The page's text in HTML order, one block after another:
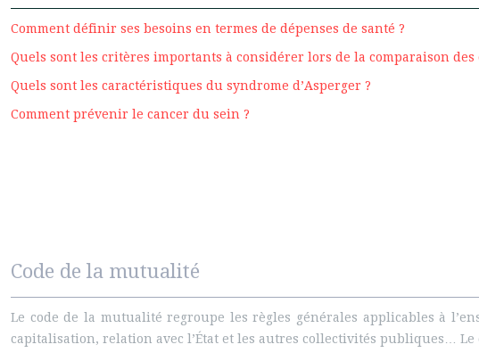
Comment définir ses besoins en termes de dépenses de santé ?
Quels sont les critères importants à considérer lors de la comparaison
Quels sont les caractéristiques du syndrome d’Asperger ?
Comment prévenir le cancer du sein ?
Code de la mutualité
Le code de la mutualité regroupe les règles générales applicables à
capitalisation, relation avec l’État et les autres collectivités publiques…